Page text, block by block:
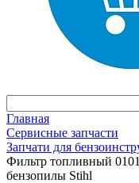
Главная
Сервисные запчасти
Запчати для
Фильтр топливный
бензопилы Stihl